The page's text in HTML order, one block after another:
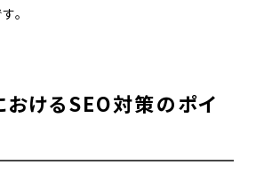
。
けるSEO対策のポイ